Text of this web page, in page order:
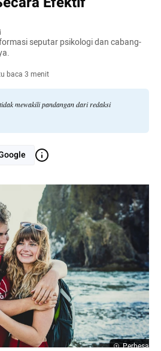
seputar psikologi dan cabang-
baca 3 menit
mewakili pandangan dari redaksi
Perbesar